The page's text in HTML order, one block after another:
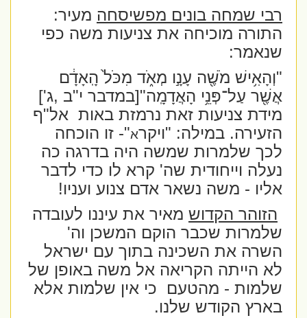
רבי שמחה בונים מפשיסחהמעיר:
התורה מוכיחה את צניעות משה כפי
שנאמר:
"וְהָאִ֥ישׁ מֹשֶׁ֖ה עָנָ֣ו מְאֹ֑ד מִכֹּל֙ הָֽאָדָ֔ם
אֲשֶׁ֖ר עַל־פְּנֵ֥י הָאֲדָמָֽה"[במדבר י"ב ,ג']
מידת צניעות זאת נרמזת באות
אל"ף
הזעירה. במילה: "ויקרא"- זו הוכחה
לכך שלמרות שמשה היה בדרגה כה
נעלה וייחודית שה' קרא לו כדי לדבר
אליו - משה נשאר אדם צנוע ועניו!
הזוהר הקדושמאיר את עיננו לעובדה
שלמרות שכבר הוקם המשכן וה'
השרה את השכינה בתוך עם ישראל
לא הייתה הקריאה אל משה באופן של
שלמות - מהטעם
כי אין שלמות אלא
בארץ הקודש שלנו.